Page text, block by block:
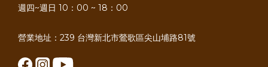
週四~週日 10：00 ~ 18：00
營業地址：239 台灣新北市鶯歌區尖山埔路81號